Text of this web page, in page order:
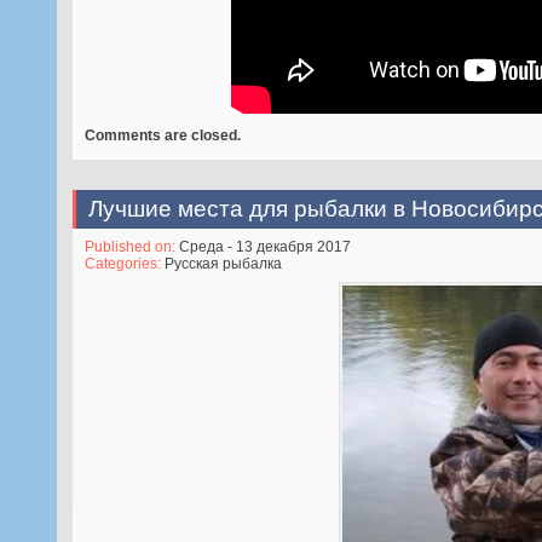
Comments are closed.
Лучшие места для рыбалки в
Published on: Среда - 13 декабря 2017
Categories: Русская рыбалка